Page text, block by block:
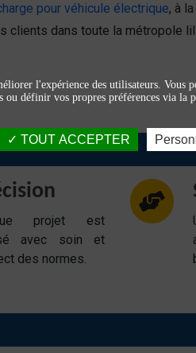
pour véhicule électrique, à la
clients dans toute la métropole
projet est
avec soin et
des normes.
l'expérience des utilisateurs.
ou définir vos propres préférences via la
TOUT ACCEPTER